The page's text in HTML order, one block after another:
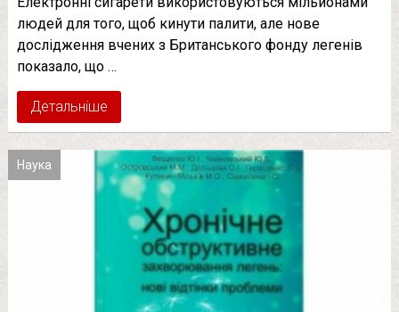
людей для того, щоб кинути палити, але нове
дослідження вчених з Британського фонду легенів
показало, що …
Детальніше
Наука